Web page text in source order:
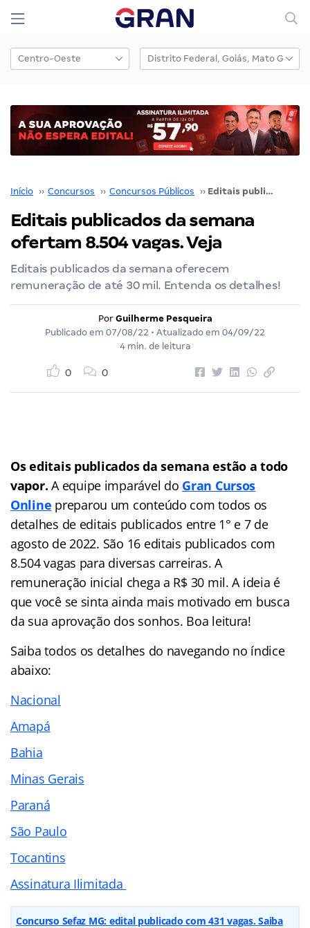
Início ›› Concursos ›› Concursos Públicos ›› Editais publicados da semana ofertam 8.504 vagas. Veja
Editais publicados da semana
ofertam 8.504 vagas. Veja
Editais publicados da semana oferecem
remuneração de até 30 mil. Entenda os detalhes!
Por Guilherme Pesqueira
Publicado em 07/08/22 • Atualizado em 04/09/22
4 min. de leitura
0 0
Os editais publicados da semana estão a todo
vapor. A equipe imparável do Gran Cursos
Online preparou um conteúdo com todos os
detalhes de editais publicados entre 1° e 7 de
agosto de 2022. São 16 editais publicados com
8.504 vagas para diversas carreiras. A
remuneração inicial chega a R$ 30 mil. A ideia é
que você se sinta ainda mais motivado em busca
da sua aprovação dos sonhos. Boa leitura!
Saiba todos os detalhes do navegando no índice
abaixo:
Nacional
Amapá
Bahia
Minas Gerais
Paraná
São Paulo
Tocantins
Assinatura Ilimitada
Concurso Sefaz MG: edital publicado com 431 vagas. Saiba